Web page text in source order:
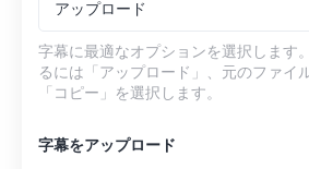
アップロード
字幕に最適なオプションを選択します
るには「アップロード」、元のファイ
「コピー」を選択します。
字幕をアップロード